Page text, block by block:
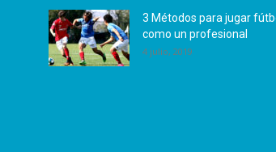
3 Métodos para jugar
como un profesional
4 julio, 2019